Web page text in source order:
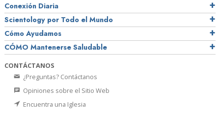
Conexión Diaria
Scientology por Todo el Mundo
Cómo Ayudamos
CÓMO Mantenerse Saludable
CONTÁCTANOS
¿Preguntas? Contáctanos
Opiniones sobre el Sitio Web
Encuentra una Iglesia